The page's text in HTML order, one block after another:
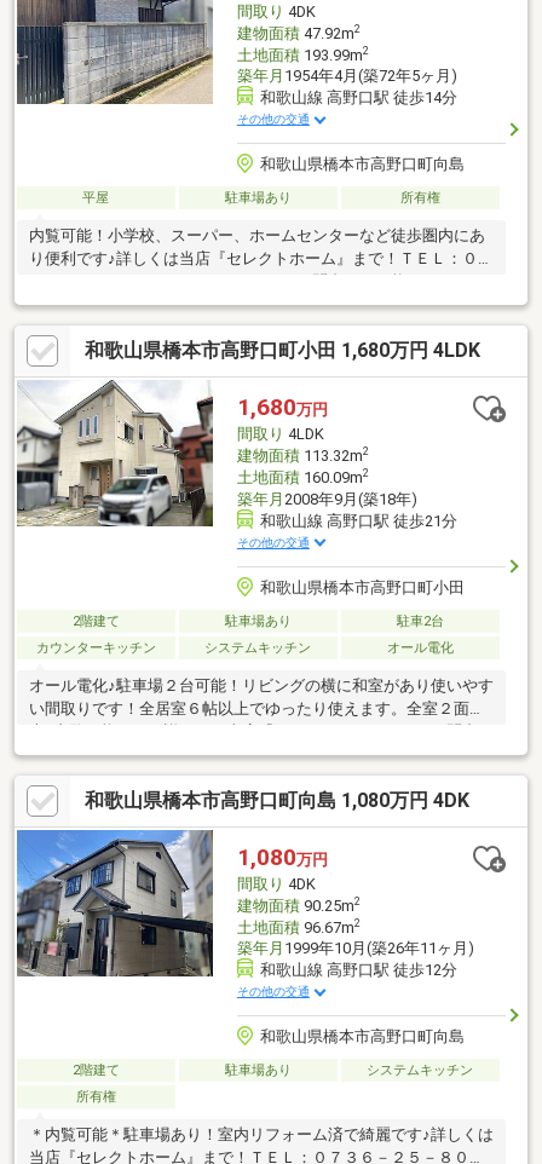
間取り 4DK
建物面積47.92m2
土地面積193.99m2
築年月 1954年4月(築72年5ヶ月)
和歌山線 高野口駅 徒歩14分
その他の交通
和歌山県橋本市高野口町向島
平屋 駐車場あり 所有権
内覧可能！小学校、スーパー、ホームセンターなど徒歩圏内にあ
り便利です♪詳しくは当店『セレクトホーム』まで！ＴＥＬ：０７
ＩＤ：＠８１３ｅｇｙｘｒ
和歌山県橋本市高野口町小田 1,680万円 4LDK
1,680万円
間取り 4LDK
建物面積113.32m2
土地面積160.09m2
築年月 2008年9月(築18年)
和歌山線 高野口駅 徒歩21分
その他の交通
和歌山県橋本市高野口町小田
2階建て 駐車場あり
駐車2台
カウンターキッチン
システムキッチン オール電化
オール電化♪駐車場２台可能！リビングの横に和室があり使いやす
い間取りです！全居室６帖以上でゆったり使えます。全室２面採
光♪内覧可能です！詳しくは当店『セレクトホーム』までお問合せ
ください！
和歌山県橋本市高野口町向島 1,080万円 4DK
1,080万円
間取り 4DK
建物面積90.25m2
土地面積96.67m2
築年月 1999年10月(築26年11ヶ月)
和歌山線 高野口駅 徒歩12分
その他の交通
和歌山県橋本市高野口町向島
2階建て 駐車場あり
システムキッチン
所有権
＊内覧可能＊駐車場あり！室内リフォーム済で綺麗です♪詳しくは
当店『セレクトホーム』まで！ＴＥＬ：０７３６－２５－８０３